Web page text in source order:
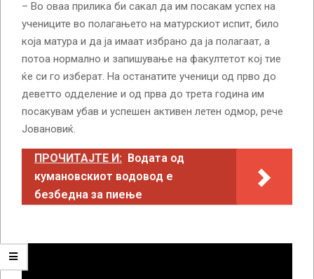
– Во оваа прилика би сакал да им посакам успех на
учениците во полагањето на матурскиот испит, било
која матура и да ја имаат избрано да ја полагаат, а
потоа нормално и запишување на факултетот кој тие
ќе си го изберат. На останатите ученици од прво до
деветто одделение и од прва до трета година им
посакувам убав и успешен активен летен одмор, рече
Јовановиќ.
ПРОЧИТАЈТЕ И: Водата од
кумановскиот водовод е
безбедна за пиење